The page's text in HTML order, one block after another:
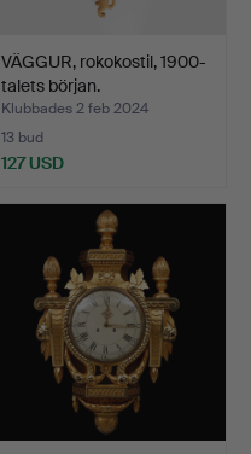
VÄGGUR, rokokostil, 1900-
talets början.
Klubbades 2 feb 2024
13 bud
127 USD